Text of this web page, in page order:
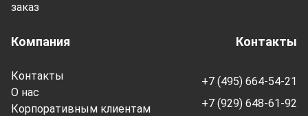
Компания
Контакты
О нас
Корпоративным клиентам
заказ
Контакты
+7 (495) 664-54-21
+7 (929) 648-61-92